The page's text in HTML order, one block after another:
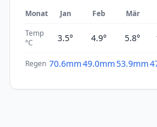
Monat Jan Feb Mär
Temp
°C
3.5° 4.9° 5.8°
Regen 70.6mm49.0mm 53.9mm